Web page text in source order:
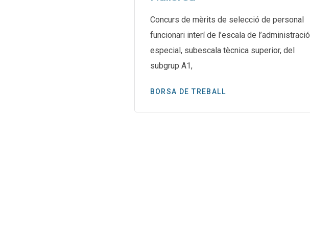
Concurs de mèrits de selecció de personal
funcionari interí de l’escala de l’administració
especial, subescala tècnica superior, del
subgrup A1,
BORSA DE TREBALL